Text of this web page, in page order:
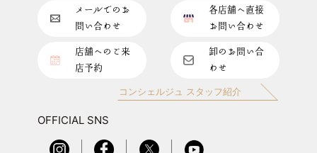
メールでのお
問い合わせ
各店舗へ直接
お問い合わせ
店舗へのご来
店予約
卸のお問い合
わせ
コンシェルジュ スタッフ紹介
OFFICIAL SNS